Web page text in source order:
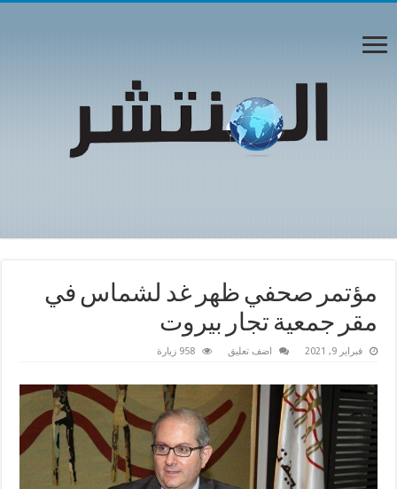
مؤتمر صحفي ظهر غد لشماس في
مقر جمعية تجار بيروت
فبراير 9, 2021 اضف تعليق 958 زيارة